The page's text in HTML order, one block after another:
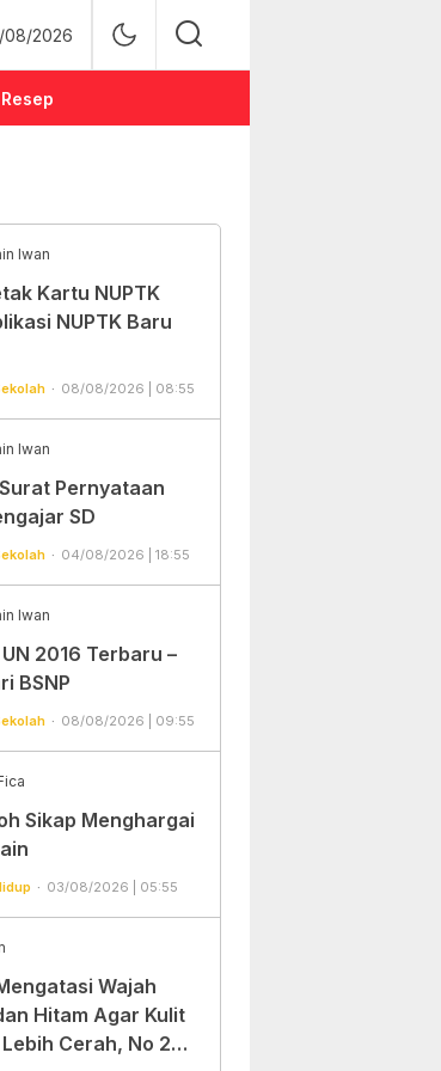
2026
Resep
Iwan
Kartu NUPTK
NUPTK Baru
08/08/2026 | 08:55
Iwan
Pernyataan
SD
04/08/2026 | 18:55
Iwan
2016 Terbaru –
BSNP
08/08/2026 | 09:55
Sikap Menghargai
03/08/2026 | 05:55
Wajah
Hitam Agar Kulit
Cerah, No 2